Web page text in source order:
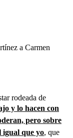
a Carmen
rodeada de
y lo hacen con
pero sobre
igual que yo, que